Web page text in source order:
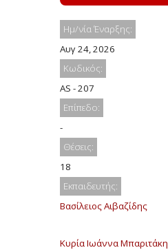
Ημ/νία Έναρξης:
Αυγ 24, 2026
Κωδικός:
AS - 207
Επίπεδο:
-
Θέσεις:
18
Εκπαιδευτής:
Βασίλειος Αιβαζίδης
Κυρία Ιωάννα Μπαριτάκη